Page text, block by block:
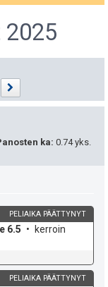
ka: 0.74 yks.
PELIAIKA PÄÄTTYNYT
6.5
kerroin
PELIAIKA PÄÄTTYNYT